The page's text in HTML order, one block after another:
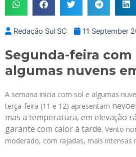
Redação Sul SC 11 September
Segunda-feira com
algumas nuvens
A semana inicia com sol e algumas
terça-feira (11 e 12) apresentam
mas a temperatura, em elevação
garante com calor à tarde. Vento
moderado, com rajadas, mais intensas